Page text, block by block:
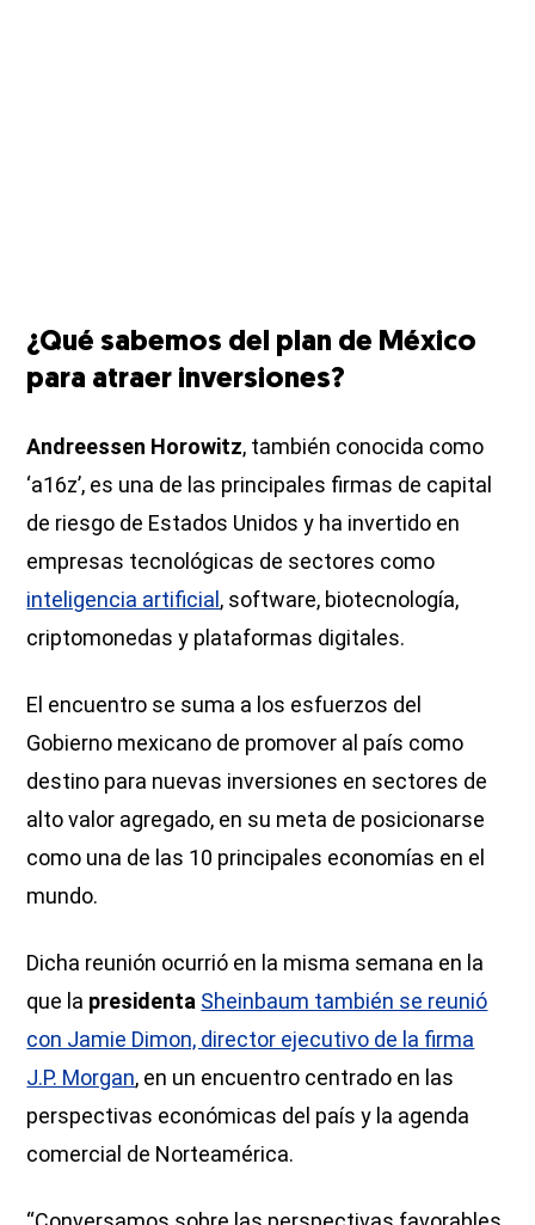
¿Qué sabemos del plan de México
para atraer inversiones?
Andreessen Horowitz, también conocida como
‘a16z’, es una de las principales firmas de capital
de riesgo de Estados Unidos y ha invertido en
empresas tecnológicas de sectores como
inteligencia artificial, software, biotecnología,
criptomonedas y plataformas digitales.
El encuentro se suma a los esfuerzos del
Gobierno mexicano de promover al país como
destino para nuevas inversiones en sectores de
alto valor agregado, en su meta de posicionarse
como una de las 10 principales economías en el
mundo.
Dicha reunión ocurrió en la misma semana en la
que la presidenta Sheinbaum también se reunió
con Jamie Dimon, director ejecutivo de la firma
J.P. Morgan, en un encuentro centrado en las
perspectivas económicas del país y la agenda
comercial de Norteamérica.